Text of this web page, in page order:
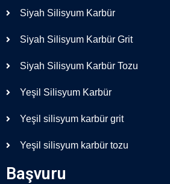
Siyah Silisyum Karbür
Siyah Silisyum Karbür Grit
Siyah Silisyum Karbür Tozu
Yeşil Silisyum Karbür
Yeşil silisyum karbür grit
Yeşil silisyum karbür tozu
Başvuru